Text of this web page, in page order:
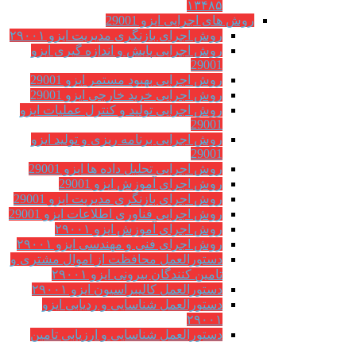
۱۳۴۸۵
روش های اجرایی ایزو 29001
روش اجرای بازنگری مدیریت ایزو ۲۹۰۰۱
روش اجرایی پایش و اندازه گیری ایزو
29001
روش اجرایی بهبود مستمر ایزو 29001
روش اجرایی خرید خارجی ایزو 29001
روش اجرایی تولید و کنترل عملیات ایزو
29001
روش اجرایی برنامه ریزی و تولید ایزو
29001
روش اجرایی تحلیل داده ها ایزو 29001
روش اجرای آموزش ایزو 29001
روش اجرای بازنگری مدیریت ایزو 29001
روش اجرایی فناوری اطلاعات ایزو 29001
روش اجرای آموزش ایزو ۲۹۰۰۱
روش اجرای فنی و مهندسی ایزو ۲۹۰۰۱
دستورالعمل محافظت از اموال مشتری و
تامین کنندگان بیرونی ایزو ۲۹۰۰۱
دستورالعمل کالیبراسیون ایزو ۲۹۰۰۱
دستورالعمل شناسایی و ردیابی ایزو
۲۹۰۰۱
دستورالعمل شناسایی و ارزیابی تامین